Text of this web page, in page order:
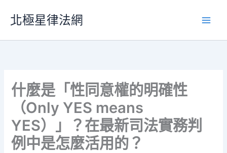
要
北極星律法網
什麼是「性同意權的明確性
（Only YES means
YES）」？在最新司法實務判
例中是怎麼活用的？